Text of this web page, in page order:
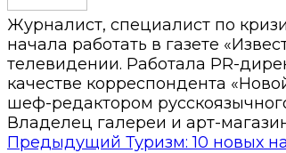
Журналист, специалист по
начала работать в газете
телевидении. Работала PR-
качестве корреспондента
шеф-редактором
Владелец галереи и арт-
Предыдущий Туризм: 10 новых